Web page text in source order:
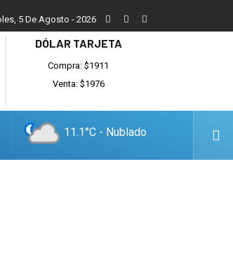
150 vecinos presentarán una carta abierta al
5 De Agosto - 2026
DÓLAR TARJETA
Compra: $1911
Venta: $1976
11.1°C - Nublado